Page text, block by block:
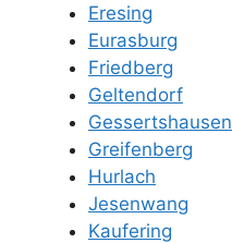
Eresing
Eurasburg
Friedberg
Geltendorf
Gessertshausen
Greifenberg
Hurlach
Jesenwang
Kaufering